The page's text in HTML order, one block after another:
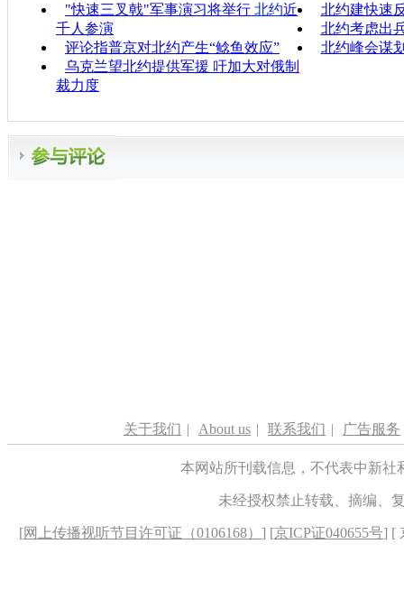
"快速三叉戟"军事演习将举行 北约近
千人参演
北约建快速
北约考虑出
评论指普京对北约产生“鲶鱼效应”
北约峰会谋
乌克兰望北约提供军援 吁加大对俄制
裁力度
关于我们 | About us | 联系我们 | 广告服务
本网站所刊载信息，不代表中新
未经授权禁止转载、摘编、
[网上传播视听节目许可证（0106168） ] [京ICP证040655号] [